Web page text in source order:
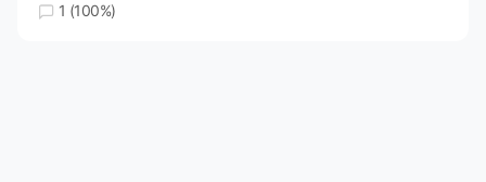
1 (100%)